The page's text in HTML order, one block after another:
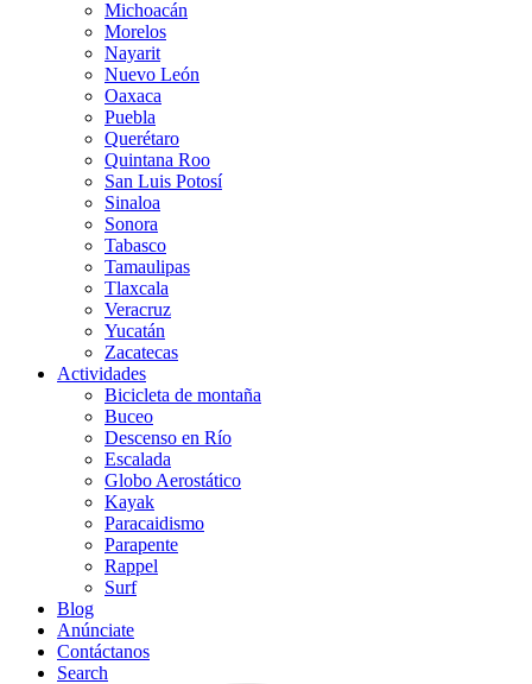
Michoacán
Morelos
Nayarit
Nuevo León
Oaxaca
Puebla
Querétaro
Quintana Roo
San Luis Potosí
Sinaloa
Sonora
Tabasco
Tamaulipas
Tlaxcala
Veracruz
Yucatán
Zacatecas
Actividades
Bicicleta de montaña
Buceo
Descenso en Río
Escalada
Globo Aerostático
Kayak
Paracaidismo
Parapente
Rappel
Surf
Blog
Anúnciate
Contáctanos
Search